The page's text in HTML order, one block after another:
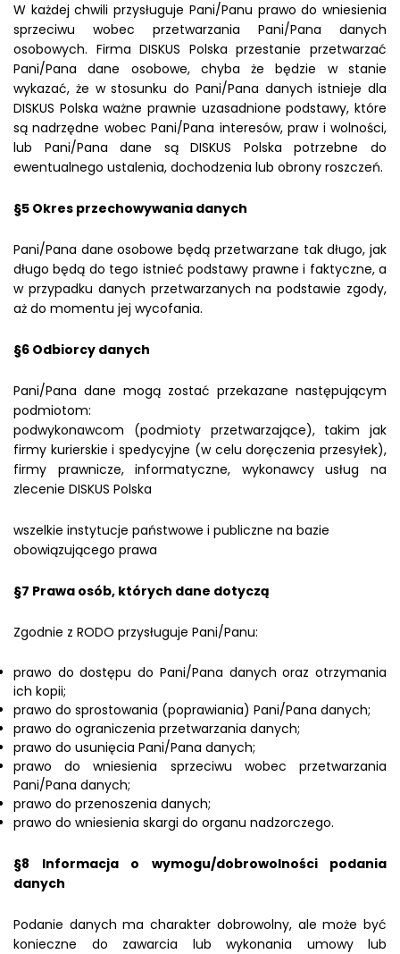
W każdej chwili przysługuje Pani/Panu prawo do wniesienia
sprzeciwu wobec przetwarzania Pani/Pana danych
osobowych. Firma DISKUS Polska przestanie przetwarzać
Pani/Pana dane osobowe, chyba że będzie w stanie
wykazać, że w stosunku do Pani/Pana danych istnieje dla
DISKUS Polska ważne prawnie uzasadnione podstawy, które
są nadrzędne wobec Pani/Pana interesów, praw i wolności,
lub Pani/Pana dane są DISKUS Polska potrzebne do
ewentualnego ustalenia, dochodzenia lub obrony roszczeń.
§5 Okres przechowywania danych
Pani/Pana dane osobowe będą przetwarzane tak długo, jak
długo będą do tego istnieć podstawy prawne i faktyczne, a
w przypadku danych przetwarzanych na podstawie zgody,
aż do momentu jej wycofania.
§6 Odbiorcy danych
Pani/Pana dane mogą zostać przekazane następującym
podmiotom:
podwykonawcom (podmioty przetwarzające), takim jak
firmy kurierskie i spedycyjne (w celu doręczenia przesyłek),
firmy prawnicze, informatyczne, wykonawcy usług na
zlecenie DISKUS Polska
wszelkie instytucje państwowe i publiczne na bazie
obowiązującego prawa
§7 Prawa osób, których dane dotyczą
Zgodnie z RODO przysługuje Pani/Panu:
prawo do dostępu do Pani/Pana danych oraz otrzymania
ich kopii;
prawo do sprostowania (poprawiania) Pani/Pana danych;
prawo do ograniczenia przetwarzania danych;
prawo do usunięcia Pani/Pana danych;
prawo do wniesienia sprzeciwu wobec przetwarzania
Pani/Pana danych;
prawo do przenoszenia danych;
prawo do wniesienia skargi do organu nadzorczego.
§8 Informacja o wymogu/dobrowolności podania
danych
Podanie danych ma charakter dobrowolny, ale może być
konieczne do zawarcia lub wykonania umowy lub